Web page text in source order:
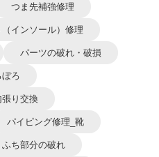
つま先補強修理
インソール）修理
パーツの破れ・破損
ろ
張り交換
パイピング修理_靴
ふち部分の破れ